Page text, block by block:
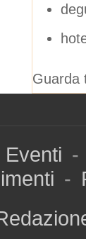
Guarda
Eventi -
-